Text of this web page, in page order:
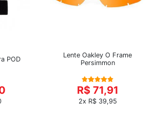
POD
Lente Oakley O Frame
Persimmon
R$ 71,91
2x R$ 39,95